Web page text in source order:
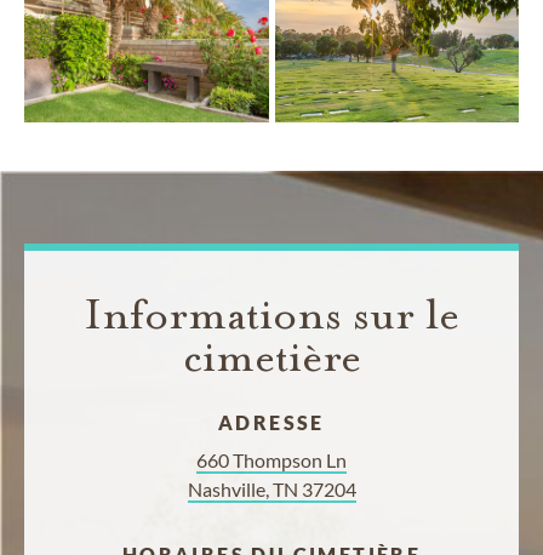
Informations sur le
cimetière
ADRESSE
660 Thompson Ln
Nashville, TN 37204